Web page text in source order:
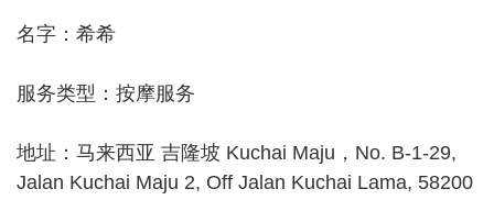
名字：希希
服务类型：按摩服务
地址：马来西亚 吉隆坡 Kuchai Maju，No. B-1-29,
Jalan Kuchai Maju 2, Off Jalan Kuchai Lama, 58200